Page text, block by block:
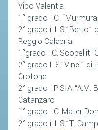
Vibo Valentia
1° grado I.C.
2° grado il L.S.”Berto”
Reggio Calabria
1°grado I.C. Scopelliti-
2° grado L.S.”Vinci” di
Crotone
2° grado I.P.SIA “A.M.
Catanzaro
1° grado I.C. Mater
2° grado il L.S.”T.